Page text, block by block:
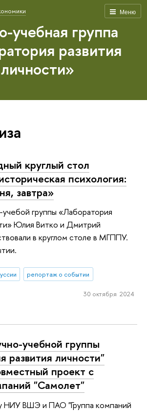
Меню
учебная группа
развития
личности»
круглый стол
психология:
завтра»
учебой группы «Лаборатория
Юлия Витко и Дмитрий
в круглом столе в МГППУ.
репортаж о событии
30 октября 2024
учебной группы
развития личности"
проект с
"Самолет"
НИУ ВШЭ и ПАО "Группа компаний